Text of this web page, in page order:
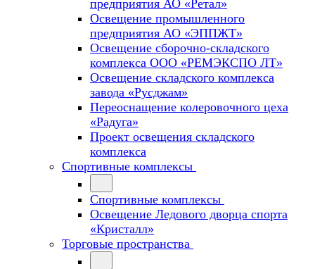
предприятия АО «Ретал»
Освещение промышленного
предприятия АО «ЭППЖТ»
Освещение сборочно-складского
комплекса ООО «РЕМЭКСПО ЛТ»
Освещение складского комплекса
завода «Русджам»
Переоснащение колеровочного цеха
«Радуга»
Проект освещения складского
комплекса
Спортивные комплексы
Спортивные комплексы
Освещение Ледового дворца спорта
«Кристалл»
Торговые пространства